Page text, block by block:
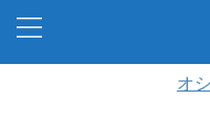
オ